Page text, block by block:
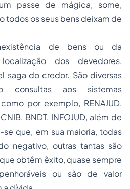
passe de mágica, some,
todos os seus bens deixam de
de bens ou da
dos devedores,
saga do credor. São diversas
consultas aos sistemas
por exemplo, RENAJUD,
BNDT, INFOJUD, além de
que, em sua maioria, todas
negativo, outras tantas são
obtêm êxito, quase sempre
ou são de valor